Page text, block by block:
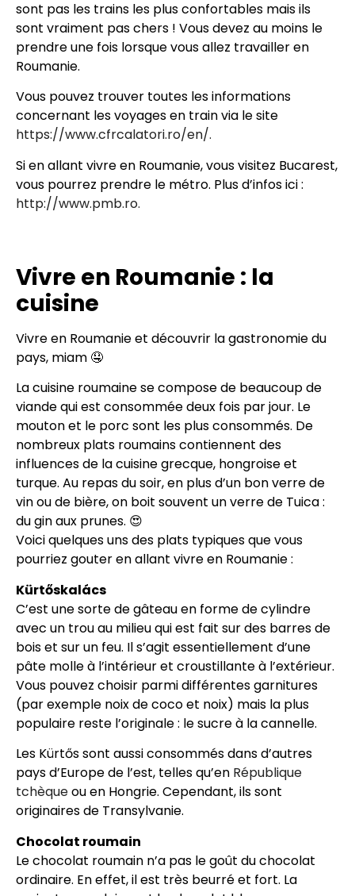
sont pas les trains les plus confortables mais ils
sont vraiment pas chers ! Vous devez au moins le
prendre une fois lorsque vous allez travailler en
Roumanie.
Vous pouvez trouver toutes les informations
concernant les voyages en train via le site
https://www.cfrcalatori.ro/en/.
Si en allant vivre en Roumanie, vous visitez Bucarest,
vous pourrez prendre le métro. Plus d’infos ici :
http://www.pmb.ro.
Vivre en Roumanie : la
cuisine
Vivre en Roumanie et découvrir la gastronomie du
pays, miam 🤤
La cuisine roumaine se compose de beaucoup de
viande qui est consommée deux fois par jour. Le
mouton et le porc sont les plus consommés. De
nombreux plats roumains contiennent des
influences de la cuisine grecque, hongroise et
turque. Au repas du soir, en plus d’un bon verre de
vin ou de bière, on boit souvent un verre de Tuica :
du gin aux prunes. 😍
Voici quelques uns des plats typiques que vous
pourriez gouter en allant vivre en Roumanie :
Kürtőskalács
C’est une sorte de gâteau en forme de cylindre
avec un trou au milieu qui est fait sur des barres de
bois et sur un feu. Il s’agit essentiellement d’une
pâte molle à l’intérieur et croustillante à l’extérieur.
Vous pouvez choisir parmi différentes garnitures
(par exemple noix de coco et noix) mais la plus
populaire reste l’originale : le sucre à la cannelle.
Les Kürtős sont aussi consommés dans d’autres
pays d’Europe de l’est, telles qu’en République
tchèqueou en Hongrie. Cependant, ils sont
originaires de Transylvanie.
Chocolat roumain
Le chocolat roumain n’a pas le goût du chocolat
ordinaire. En effet, il est très beurré et fort. La